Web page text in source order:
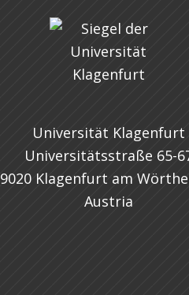
Universität Klagenfurt
Universitätsstraße 65-
9020 Klagenfurt am
Austria